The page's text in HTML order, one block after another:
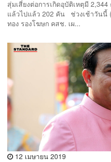
สุ่มเสี่ยงต่อการเกิดอุบัติเหตุมี
แล้วไปแล้ว 202 คัน ช่วงเช้าวันนี้
ทอง รองโฆษก คสช. เผ...
12 เมษายน 2019